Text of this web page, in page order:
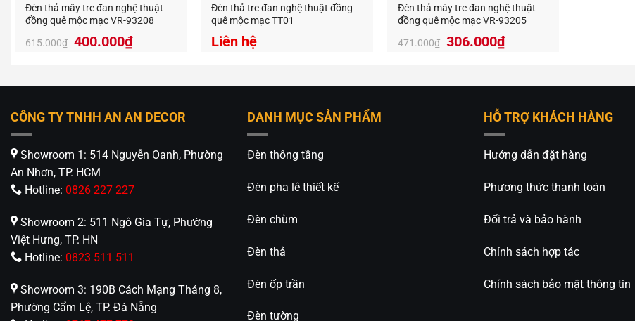
Đèn thả mây tre đan nghệ thuật
đồng quê mộc mạc VR-93208
615.000₫ Giá
615.000₫.
400.000₫Giá
hiện
là:
Đèn thả tre đan nghệ thuật đồng
quê mộc mạc TT01
Liên hệ
Đèn thả mây tre đan nghệ thuật
đồng quê mộc mạc VR-93205
471.000₫ Giá
471.000₫.
306.000₫Giá
hiện
là:
CÔNG TY TNHH AN AN DECOR
Showroom 1: 514 Nguyễn Oanh, Phường
An Nhơn, TP. HCM
Hotline: 0826 227 227
Showroom 2: 511 Ngô Gia Tự, Phường
Việt Hưng, TP. HN
Hotline: 0823 511 511
Showroom 3: 190B Cách Mạng Tháng 8,
Phường Cẩm Lệ, TP. Đà Nẵng
DANH MỤC SẢN PHẨM
Đèn thông tầng
Đèn pha lê thiết kế
Đèn chùm
Đèn thả
Đèn ốp trần
Đèn tường
HỖ TRỢ KHÁCH HÀNG
Hướng dẫn đặt hàng
Phương thức thanh toán
Đổi trả và bảo hành
Chính sách hợp tác
Chính sách bảo mật thông tin